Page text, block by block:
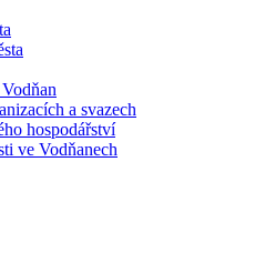
a svazech
hospodářství
ve Vodňanech